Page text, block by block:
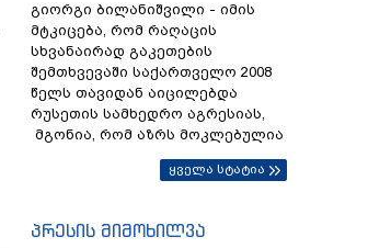
გიორგი ბილანიშვილი - იმის
მტკიცება, რომ რაღაცის
სხვანაირად გაკეთების
შემთხვევაში საქართველო 2008
წელს თავიდან აიცილებდა
რუსეთის სამხედრო აგრესიას,
მგონია, რომ აზრს მოკლებულია
ყველა სტატია
პრესის მიმოხილვა